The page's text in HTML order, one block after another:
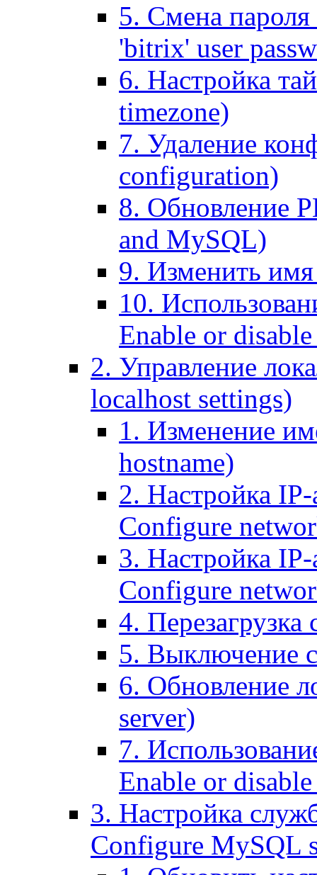
5. Смена пароля
'bitrix' user
6. Настройка
timezone)
7. Удаление
configuration)
8. Обновление
and MySQL)
9. Изменить имя
10.
Enable or
2. Управление
localhost settings)
1. Изменение
hostname)
2. Настройка IP-
Configure
3. Настройка
Configure
4. Перезагрузка
5. Выключение
6. Обновление
server)
7.
Enable or
3. Настройка
Configure MySQL